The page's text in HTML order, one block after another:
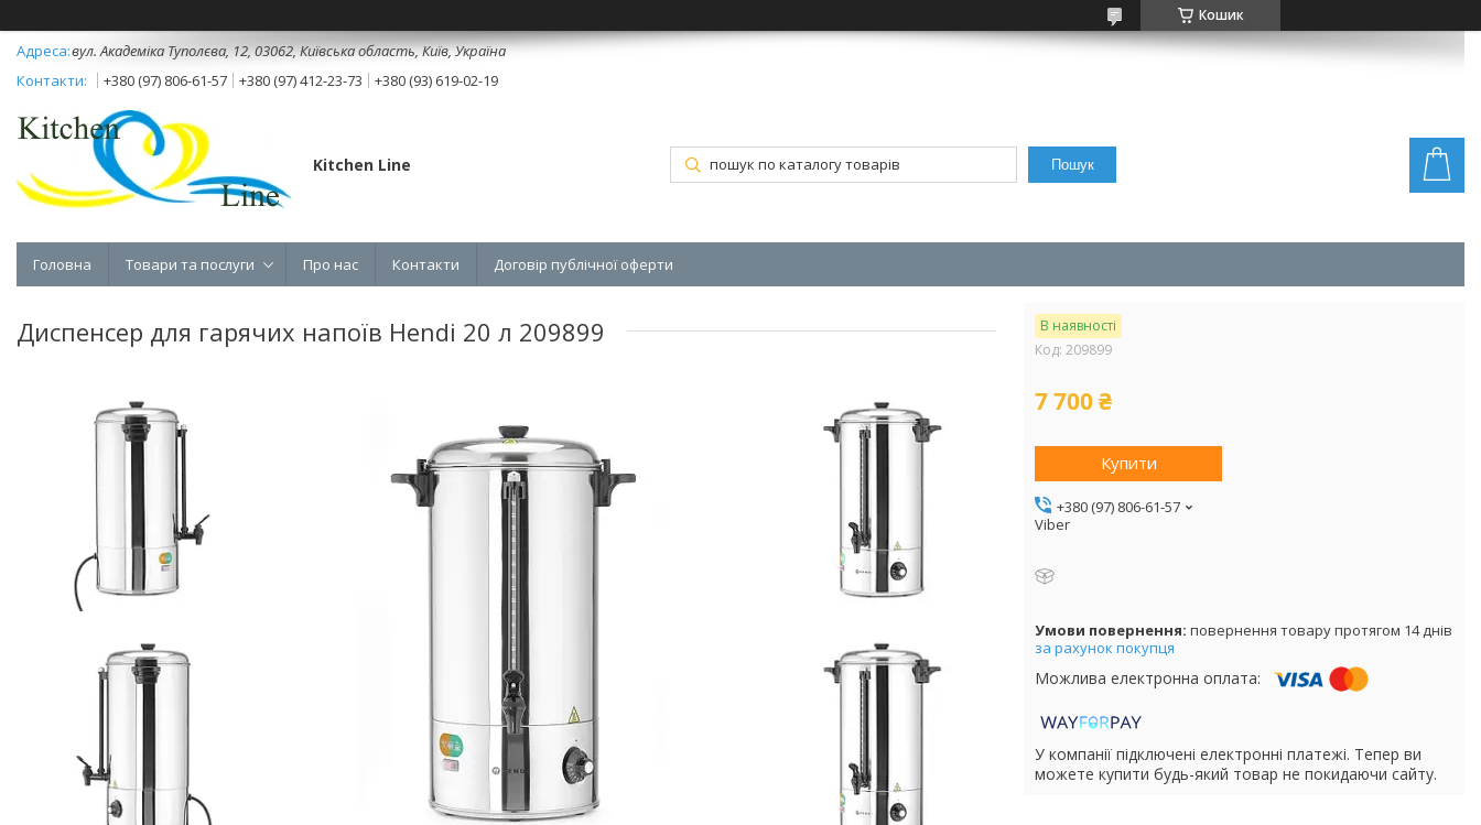
Кошик
вул. Академіка Туполєва, 12, 03062, Київська область, Київ, Україна
+380 (97) 806-61-57
+380 (97) 412-23-73 +380 (93) 619-02-19
Kitchen Line Пошук
Головна Товари та послуги Про нас Контакти Договір публічної оферти
Диспенсер для гарячих напоїв Hendi 20 л 209899
В наявності
Код: 209899
7 700 ₴
Купити
+380 (97) 806-61-57
Viber
повернення товару протягом 14 днів
за рахунок покупця
У компанії підключені електронні платежі. Тепер ви
можете купити будь-який товар не покидаючи сайту.